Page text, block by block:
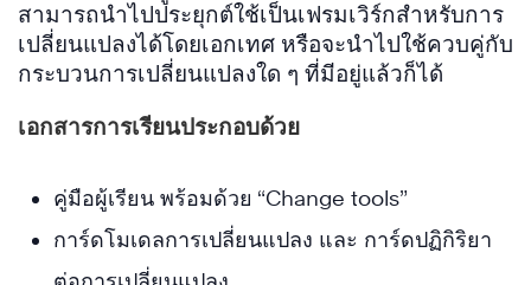
สามารถนำไปประยุกต์ใช้เป็นเฟรมเวิร์กสำหรับการ
เปลี่ยนแปลงได้โดยเอกเทศ หรือจะนำไปใช้ควบคู่กับ
กระบวนการเปลี่ยนแปลงใด ๆ ที่มีอยู่แล้วก็ได้
เอกสารการเรียนประกอบด้วย
คู่มือผู้เรียน พร้อมด้วย “Change tools”
การ์ดโมเดลการเปลี่ยนแปลง และ การ์ดปฏิกิริยา